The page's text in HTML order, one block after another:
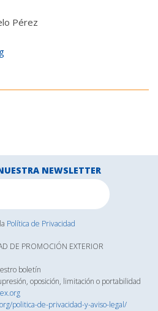
Pérez
NEWSLETTER
Política de Privacidad
DE PROMOCIÓN EXTERIOR
boletín
oposición, limitación o portabilidad
politica-de-privacidad-y-aviso-legal/